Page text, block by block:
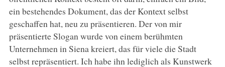
ein bestehendes Dokument, das der Kontext selbst
geschaffen hat, neu zu präsentieren. Der von mir
präsentierte Slogan wurde von einem berühmten
Unternehmen in Siena kreiert, das für viele die Stadt
selbst repräsentiert. Ich habe ihn lediglich als Kunstwerk